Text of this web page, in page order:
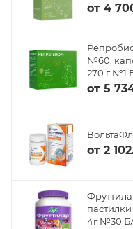
от 4
№60,
270 г №1
от 5
от 2
4г №30